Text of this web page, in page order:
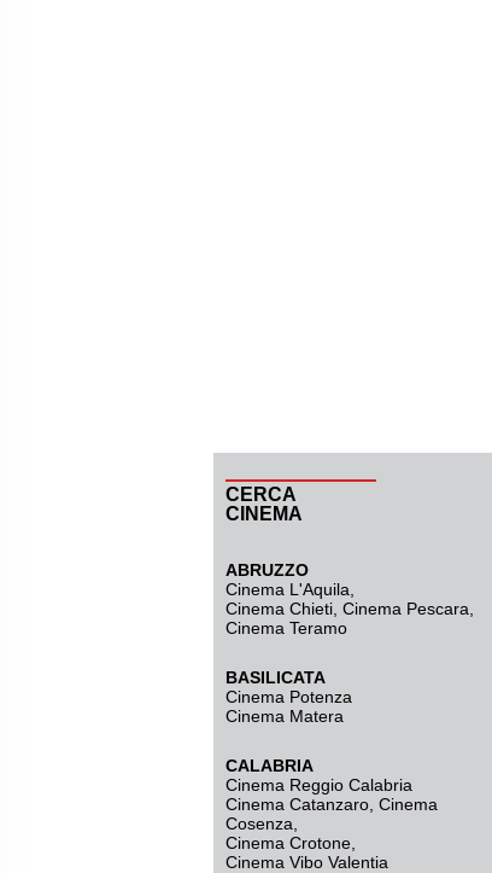
CERCA
CINEMA
ABRUZZO
Cinema L'Aquila
Cinema Chieti, Cinema Pescara,
Cinema Teramo
BASILICATA
Cinema Potenza
Cinema Matera
CALABRIA
Cinema Reggio Calabria
Cinema Catanzaro Cinema
Cosenza
Cinema Crotone
Cinema Vibo Valentia